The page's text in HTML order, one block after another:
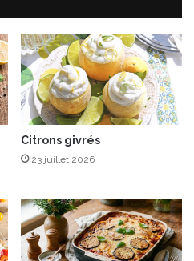
Citrons givrés
23 juillet 2026